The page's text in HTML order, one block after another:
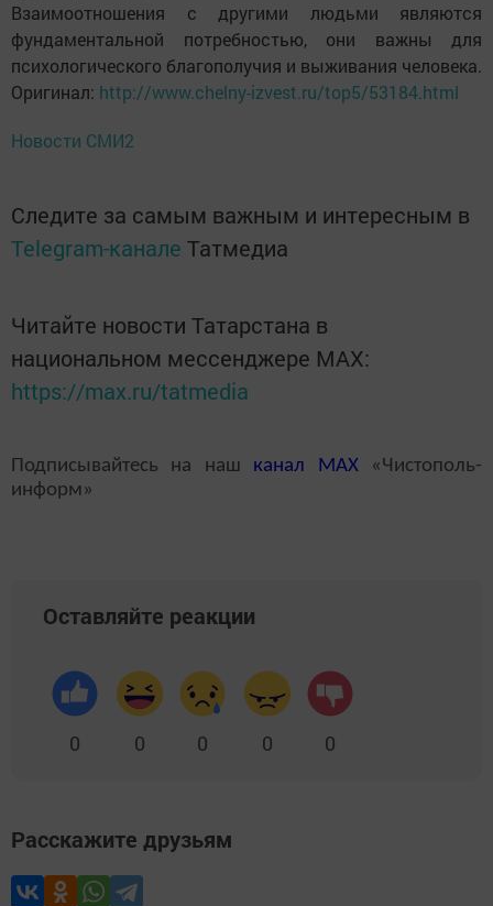
Взаимоотношения с другими людьми являются
фундаментальной потребностью, они важны для
психологического благополучия и выживания человека.
Оригинал: http://www.chelny-izvest.ru/top5/53184.html
Новости СМИ2
Следите за самым важным и интересным в
Telegram-канале Татмедиа
Читайте новости Татарстана в
национальном мессенджере MАХ:
https://max.ru/tatmedia
Подписывайтесь на наш канал MAX«Чистополь-
информ»
Оставляйте реакции
0 0 0 0 0
Расскажите друзьям